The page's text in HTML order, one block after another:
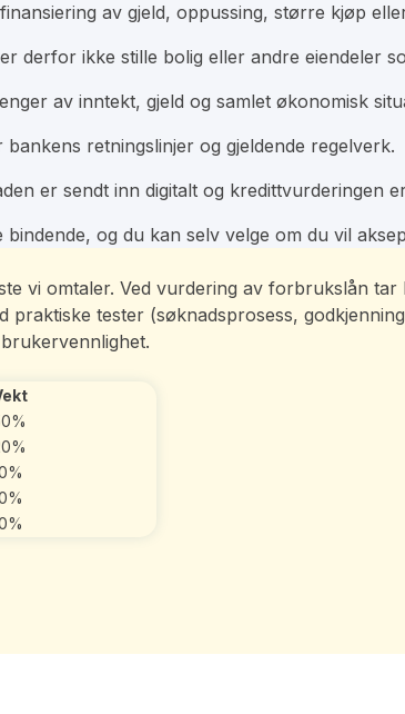
av gjeld, oppussing, større kjøp
derfor ikke stille bolig eller andre eiendeler
av inntekt, gjeld og samlet økonomisk
retningslinjer og gjeldende regelverk.
er sendt inn digitalt og kredittvurderingen
og du kan selv velge om du vil
vi omtaler. Ved vurdering av forbrukslån
tester (søknadsprosess,